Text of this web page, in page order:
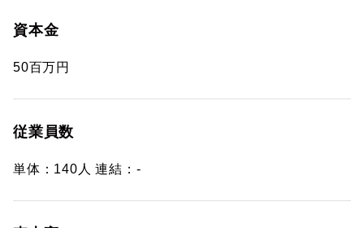
資本金
50百万円
従業員数
単体：140人 連結：-